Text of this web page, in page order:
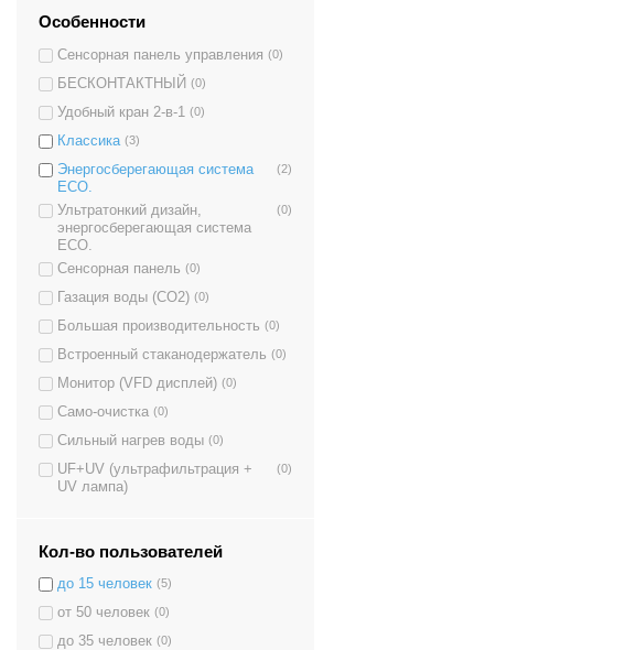
Особенности
Сенсорная панель управления (0)
БЕСКОНТАКТНЫЙ (0)
Удобный кран 2-в-1 (0)
Классика (3)
Энергосберегающая система
ECO.
(2)
Ультратонкий дизайн,
энергосберегающая система
ECO.
(0)
Сенсорная панель (0)
Газация воды (CO2) (0)
Большая производительность (0)
Встроенный стаканодержатель (0)
Монитор (VFD дисплей) (0)
Само-очистка (0)
Сильный нагрев воды (0)
UF+UV (ультрафильтрация +
UV лампа)
(0)
Кол-во пользователей
до 15 человек (5)
от 50 человек (0)
до 35 человек (0)